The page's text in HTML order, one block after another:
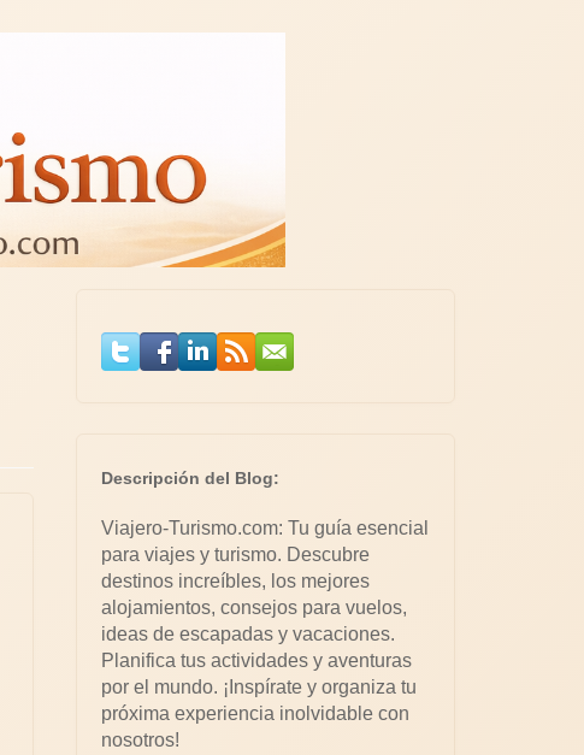
Descripción del Blog:
Viajero-Turismo.com: Tu guía esencial
para viajes y turismo. Descubre
destinos increíbles, los mejores
alojamientos, consejos para vuelos,
ideas de escapadas y vacaciones.
Planifica tus actividades y aventuras
por el mundo. ¡Inspírate y organiza tu
próxima experiencia inolvidable con
nosotros!